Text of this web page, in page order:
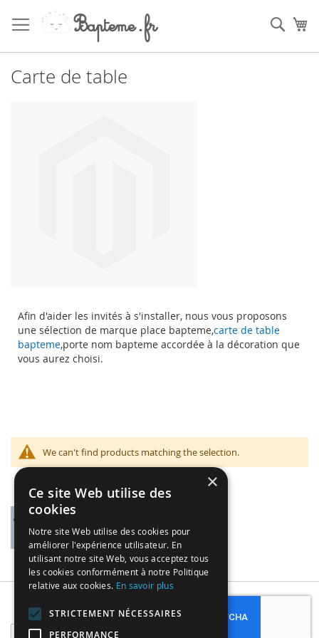
to
Content
Carte de table
Afin d'aider les invités à s'installer, nous vous proposons
une sélection de marque place bapteme,carte de table
bapteme,porte nom bapteme accordée à la décoration que
vous aurez choisi.
We can't find products matching the selection.
Sign
Subscribe
×
Ce site Web utilise des
cookies
Notre site Web utilise des cookies pour
améliorer l'expérience utilisateur. En
utilisant notre site Web, vous acceptez tous
les cookies conformément à notre Politique
relative aux cookies. En savoir plus
STRICTEMENT NÉCESSAIRES
PERFORMANCE